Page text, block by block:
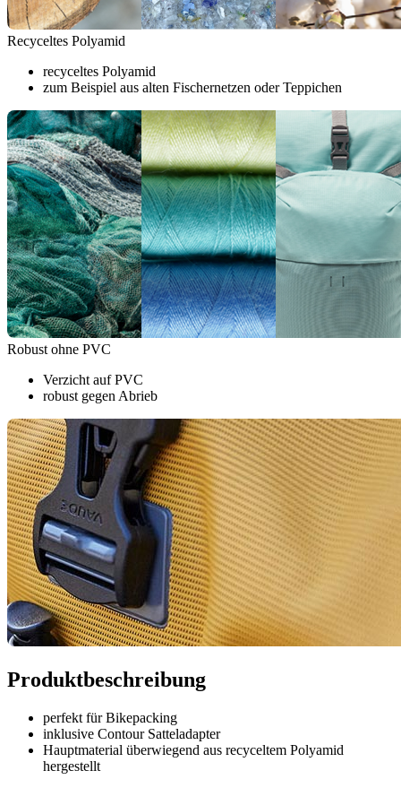
Recyceltes Polyamid
recyceltes Polyamid
zum Beispiel aus alten Fischernetzen oder Teppichen
Robust ohne PVC
Verzicht auf PVC
robust gegen Abrieb
Produktbeschreibung
perfekt für Bikepacking
inklusive Contour Satteladapter
Hauptmaterial überwiegend aus recyceltem Polyamid
hergestellt